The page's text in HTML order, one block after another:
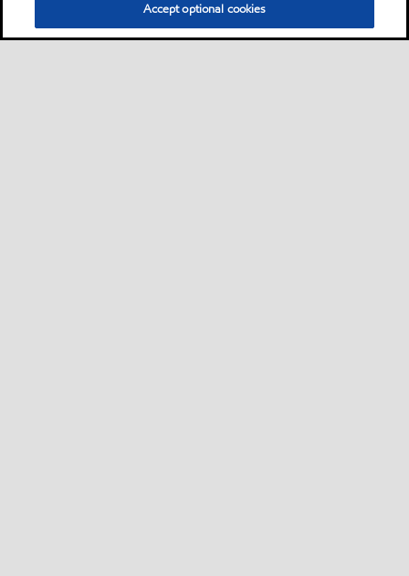
Accept optional cookies